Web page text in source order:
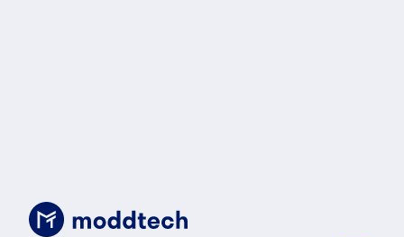
Consumibles/Tóner Brother Valor TN890 negro -